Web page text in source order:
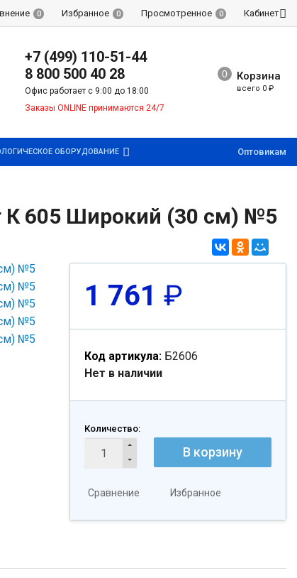
0 Избранное 0 Просмотренное 0 Кабинет
+7 (499) 110-51-44
8 800 500 40 28
Офис работает с 9:00 до 18:00
Заказы ONLINE принимаются 24/7
Корзина
всего 0 ₽
ОБОРУДОВАНИЕ Оптовикам
605 Широкий (30 см) №5
1 761 ₽
Код артикула: Б2606
Нет в наличии
Количество:
В корзину
Сравнение Избранное